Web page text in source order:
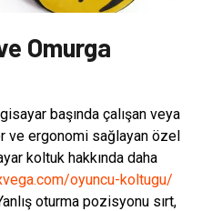
Omurga
başında çalışan veya
ve ergonomi sağlayan özel
koltuk hakkında daha
oyuncu-koltugu/
oturma pozisyonu sırt,